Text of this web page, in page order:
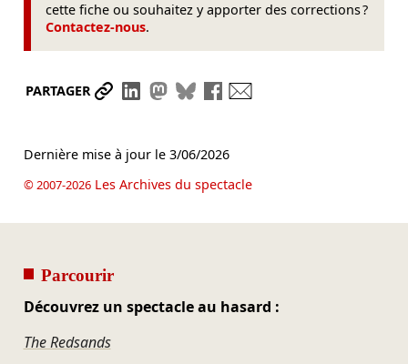
cette fiche ou souhaitez y apporter des corrections ?
Contactez-nous.
PARTAGER Partager le lien
Partager sur LinkedIn
Partager sur Mastodon
Partager sur Bluesky
Partager sur Facebook
Dernière mise à jour le 3/06/2026
© 2007-2026Les Archives du spectacle
Parcourir
Découvrez un spectacle au hasard :
The Redsands